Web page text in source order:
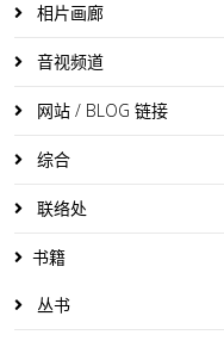
相片画廊
音视频道
网站 / BLOG 链接
综合
联络处
书籍
丛书